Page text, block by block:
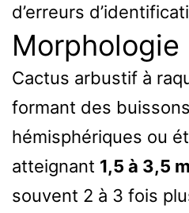
d’erreurs
Morphologie
Cactus arbustif à
formant des
hémisphériques ou
atteignant 1,5 à 3,5
souvent 2 à 3 fois